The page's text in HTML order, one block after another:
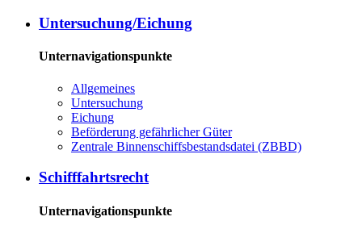
Un­ter­su­chung/Ei­chung
Unternavigationspunkte
All­ge­mei­nes
Un­ter­su­chung
Ei­chung
Be­för­de­rung ge­fähr­li­cher Gü­ter
Zen­tra­le Bin­nen­schiffs­be­stands­da­tei (ZBBD)
Schiff­fahrts­recht
Unternavigationspunkte